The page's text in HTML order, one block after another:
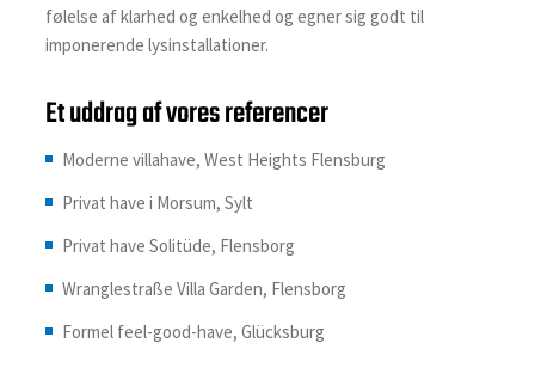
følelse af klarhed og enkelhed og egner sig godt til
imponerende lysinstallationer.
Et uddrag af vores referencer
Moderne villahave, West Heights Flensburg
Privat have i Morsum, Sylt
Privat have Solitüde, Flensborg
Wranglestraße Villa Garden, Flensborg
Formel feel-good-have, Glücksburg